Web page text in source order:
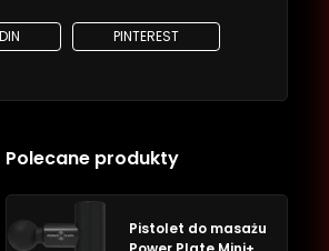
PINTEREST
Polecane produkty
Pistolet do masażu